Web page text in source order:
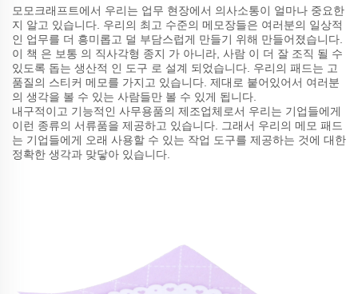
모모크래프트에서 우리는 업무 현장에서 의사소통이 얼마나 중요한
지 알고 있습니다. 우리의 최고 수준의 메모장들은 여러분의 일상적
인 업무를 더 흥미롭고 덜 부담스럽게 만들기 위해 만들어졌습니다.
이 책 은 보통 의 직사각형 종지 가 아니라, 사람 이 더 잘 조직 될 수
있도록 돕는 생산적 인 도구 로 설계 되었습니다. 우리의 패드는 고
품질의 스티커 메모를 가지고 있습니다. 제대로 붙어있어서 여러분
의 생각을 볼 수 있는 사람들만 볼 수 있게 됩니다.
내구적이고 기능적인 사무용품의 제조업체로서 우리는 기업들에게
이런 종류의 서류품을 제공하고 있습니다. 그래서 우리의 메모 패드
는 기업들에게 오래 사용할 수 있는 작업 도구를 제공하는 것에 대한
정확한 생각과 맞닿아 있습니다.